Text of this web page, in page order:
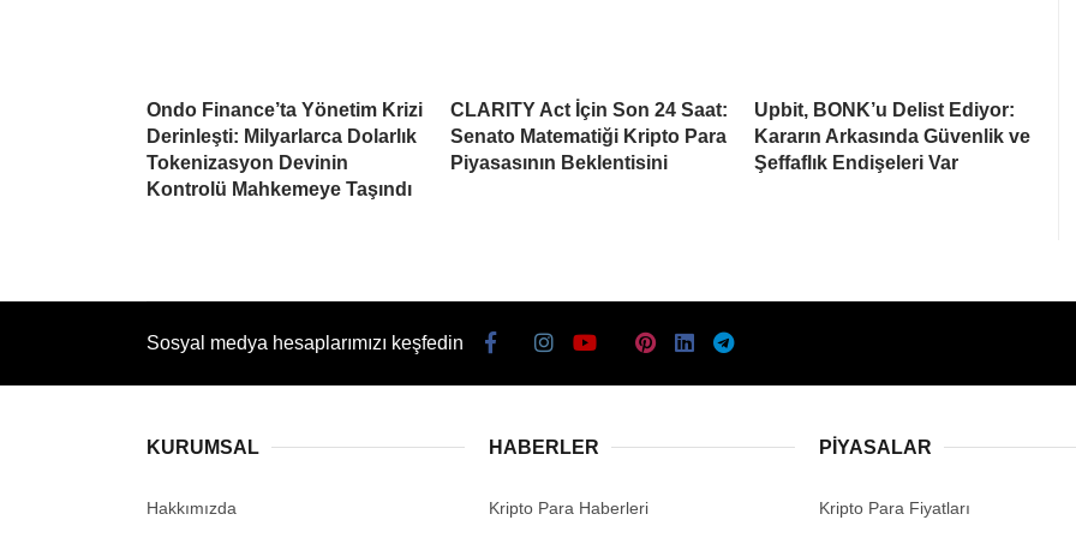
Ondo Finance’ta Yönetim Krizi
Derinleşti: Milyarlarca Dolarlık
Tokenizasyon Devinin
Kontrolü Mahkemeye Taşındı
CLARITY Act İçin Son 24 Saat:
Senato Matematiği Kripto Para
Piyasasının Beklentisini
Upbit, BONK’u Delist Ediyor:
Kararın Arkasında Güvenlik ve
Şeffaflık Endişeleri Var
Sosyal medya hesaplarımızı keşfedin
KURUMSAL
Hakkımızda
HABERLER
Kripto Para Haberleri
PIYASALAR
Kripto Para Fiyatları